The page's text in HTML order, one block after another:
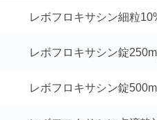
レボフロキサシン細粒
レボフロキサシン錠
レボフロキサシン錠